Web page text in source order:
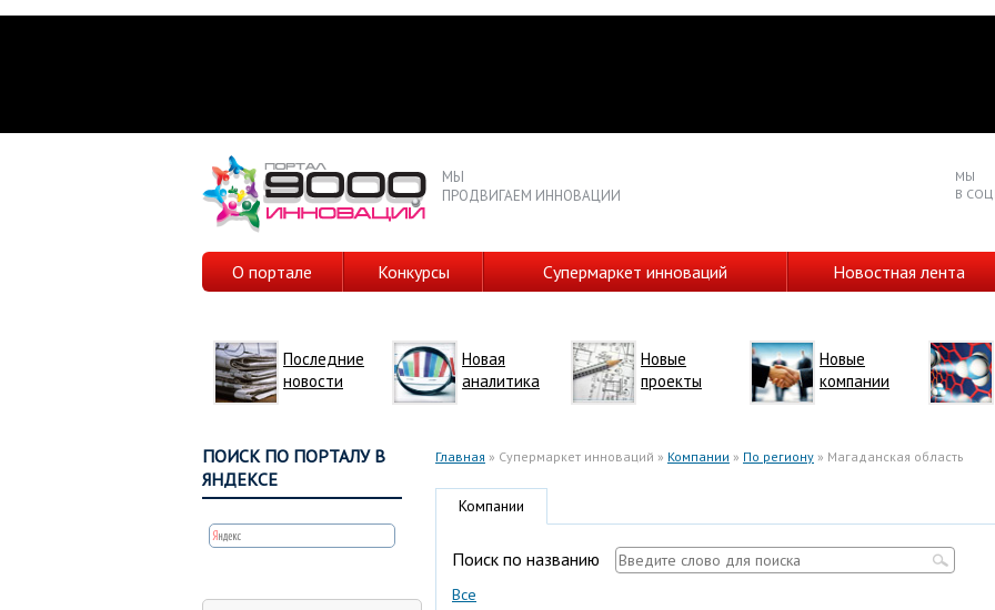
МЫ
ПРОДВИГАЕМ ИННОВАЦИИ
МЫ
В
О портале Конкурсы Супермаркет инноваций Новостная лента
Последние
новости
Новая
аналитика
Новые
проекты
Новые
компании
Вы здесь
Главная » Супермаркет инноваций » Компании » По региону » Магаданская область
Компании
Поиск по названию
Все
ПОИСК ПО ПОРТАЛУ В
ЯНДЕКСЕ